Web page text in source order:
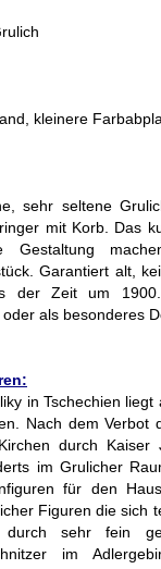
kleinere
sehr seltene
mit Korb. Das
Gestaltung
Garantiert alt,
der Zeit um
als besonderes
in Tschechien
Nach dem Verbot
durch Kaiser
im Grulicher
für den
Figuren die sich
durch sehr fein
im